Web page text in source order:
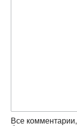
Все